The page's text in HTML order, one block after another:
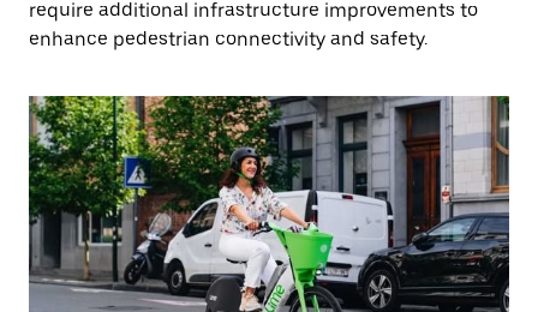
require additional infrastructure improvements to
enhance pedestrian connectivity and safety.